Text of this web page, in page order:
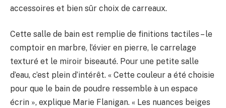
accessoires et bien sûr choix de carreaux.
Cette salle de bain est remplie de finitions tactiles – le
comptoir en marbre, l’évier en pierre, le carrelage
texturé et le miroir biseauté. Pour une petite salle
d’eau, c’est plein d’intérêt. « Cette couleur a été choisie
pour que le bain de poudre ressemble à un espace
écrin », explique Marie Flanigan. « Les nuances beiges